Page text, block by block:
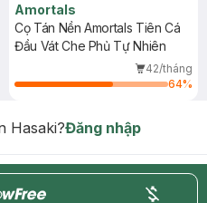
Amortals
Cọ Tán Nền Amortals Tiên Cá
Đầu Vát Che Phủ Tự Nhiên
42/tháng
64%
Hasaki?Đăng nhập